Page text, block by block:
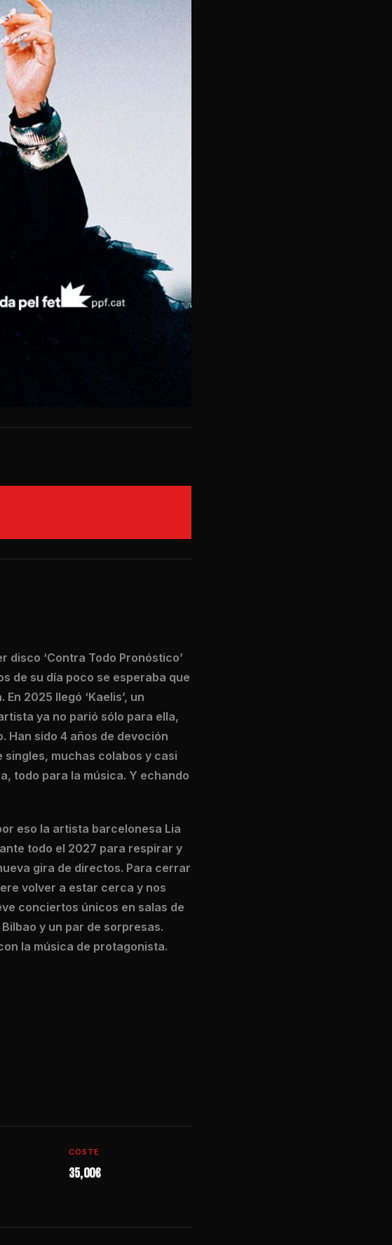
disco ‘Contra Todo Pronóstico’
de su día poco se esperaba que
2025 llegó ‘Kaelis’, un
ya no parió sólo para ella,
Han sido 4 años de devoción
muchas colabos y casi
todo para la música. Y echando
eso la artista barcelonesa Lia
todo el 2027 para respirar y
gira de directos. Para cerrar
volver a estar cerca y nos
conciertos únicos en salas de
y un par de sorpresas.
la música de protagonista.
COSTE
35,00€